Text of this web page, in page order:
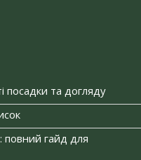
посадки та догляду
повний гайд для